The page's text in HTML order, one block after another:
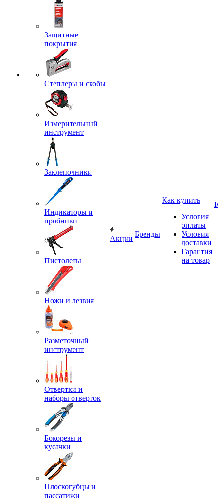
Защитные
покрытия
Степлеры и скобы
Измерительный
инструмент
Заклепочники
Индикаторы и
пробники
Пистолеты
Ножи и лезвия
Разметочный
инструмент
Отвертки и
наборы отверток
Бокорезы и
кусачки
Плоскогубцы и
пассатижи
Акции
Бренды
Как купить
Условия
оплаты
Условия
доставки
Гарантия
на товар